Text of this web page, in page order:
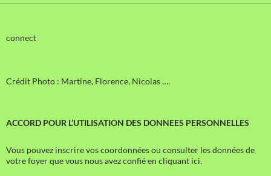
connect
Crédit Photo : Martine, Florence, Nicolas ….
ACCORD POUR L’UTILISATION DES DONNEES PERSONNELLES
Vous pouvez inscrire vos coordonnées ou consulter les données de
votre foyer que vous nous avez confié en cliquant ici.